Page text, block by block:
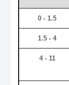
0 - 1.5
1.5 - 4
4 - 11